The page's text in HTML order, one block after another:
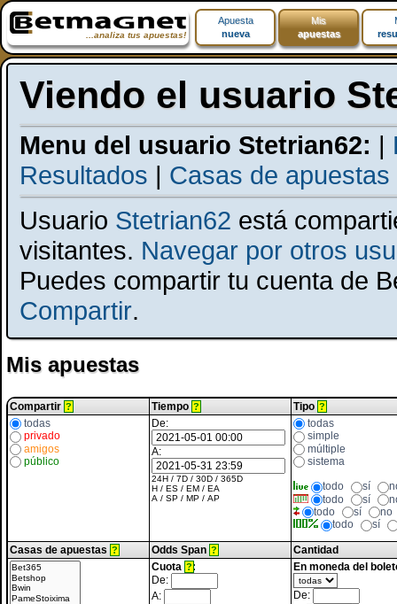
...analiza tus apuestas!
Apuesta
nueva
Mis
apuestas
Viendo el usuario
Menu del usuario Stetrian62: |
Resultados | Casas de apuestas
Usuario Stetrian62 está
visitantes. Navegar por otros
Puedes compartir tu cuenta de
Compartir.
Mis apuestas
Compartir ? Tiempo ? Tipo ?
todas
privado
amigos
público
De:
A:
24H / 7D / 30D / 365D
H / ES / EM / EA
A / SP / MP / AP
todas
simple
múltiple
sistema
todo sí
todo
sí
todo
sí
no
todo
sí
Casas de apuestas ? Odds Span ? Cantidad
Cuota ?
:
De:
A:
En moneda del
De: